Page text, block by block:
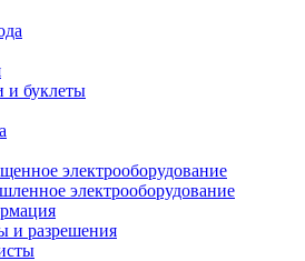
и буклеты
электрооборудование
электрооборудование
и разрешения